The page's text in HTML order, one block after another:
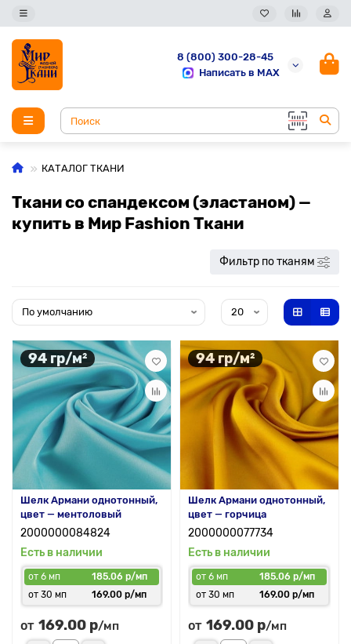
8 (800) 300-28-45
Написать в MAX
КАТАЛОГ ТКАНИ
Ткани со спандексом (эластаном) —
купить в Мир Fashion Ткани
Фильтр по тканям
94 гр/м²
Шелк Армани однотонный,
цвет — ментоловый
2000000084824
Есть в наличии
от 6 мп
185.06 р/мп
от 30 мп
169.00 р/мп
от 169.00 р/мп
94 гр/м²
Шелк Армани однотонный,
цвет — горчица
2000000077734
Есть в наличии
от 6 мп
185.06 р/мп
от 30 мп
169.00 р/мп
от 169.00 р/мп